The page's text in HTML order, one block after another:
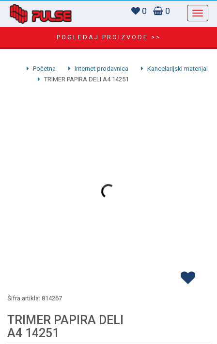
0 0
POGLEDAJ PROIZVODE >>
Početna Internet prodavnica
Kancelarijski materijal
TRIMER PAPIRA DELI A4 14251
Šifra artikla: 814267
TRIMER PAPIRA DELI
A4 14251